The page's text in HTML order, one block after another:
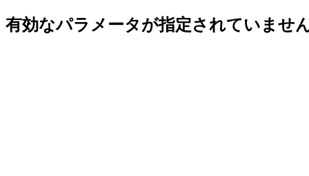
有効なパラメータが指定されていませ